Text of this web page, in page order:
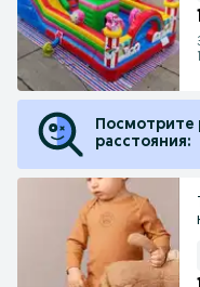
Посмотрите
расстояния: